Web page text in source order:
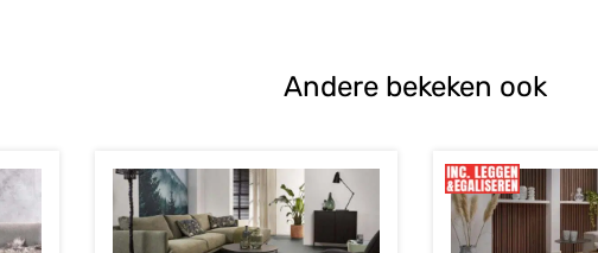
Andere bekeken ook